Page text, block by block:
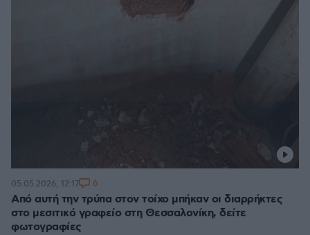
Από αυτή την τρύπα στον τοίχο μπήκαν οι διαρρήκτες
στο μεσιτικό γραφείο στη Θεσσαλονίκη, δείτε
φωτογραφίες
05.05.2026, 12:17 6